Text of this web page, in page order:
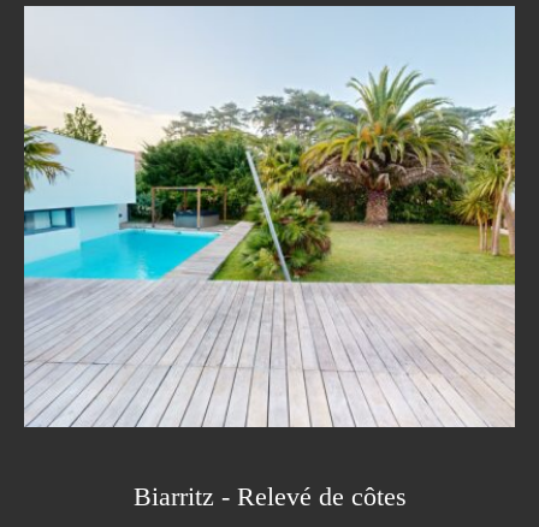
Biarritz - Relevé de côtes